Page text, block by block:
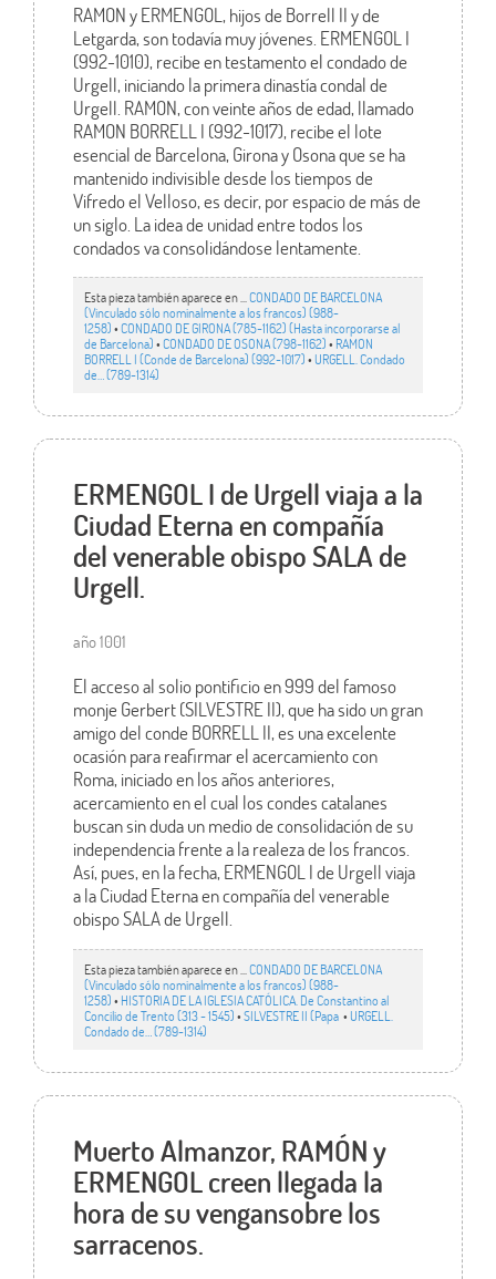
RAMON y ERMENGOL, hijos de Borrell II y de
Letgarda, son todavía muy jóvenes. ERMENGOL I
(992-1010), recibe en testamento el condado de
Urgell, iniciando la primera dinastía condal de
Urgell. RAMON, con veinte años de edad, llamado
RAMON BORRELL I (992-1017), recibe el lote
esencial de Barcelona, Girona y Osona que se ha
mantenido indivisible desde los tiempos de
Vifredo el Velloso, es decir, por espacio de más de
un siglo. La idea de unidad entre todos los
condados va consolidándose lentamente.
Esta pieza también aparece en ... CONDADO DE BARCELONA
(Vinculado sólo nominalmente a los francos) (988-
1258)•CONDADO DE GIRONA (785-1162) (Hasta incorporarse al
de Barcelona)•CONDADO DE OSONA (798-1162)• RAMON
BORRELL I (Conde de Barcelona) (992-1017)• URGELL. Condado
de… (789-1314)
ERMENGOL I de Urgell viaja a la
Ciudad Eterna en compañía
del venerable obispo SALA de
Urgell.
año 1001
El acceso al solio pontificio en 999 del famoso
monje Gerbert (SILVESTRE II), que ha sido un gran
amigo del conde BORRELL II, es una excelente
ocasión para reafirmar el acercamiento con
Roma, iniciado en los años anteriores,
acercamiento en el cual los condes catalanes
buscan sin duda un medio de consolidación de su
independencia frente a la realeza de los francos.
Así, pues, en la fecha, ERMENGOL I de Urgell viaja
a la Ciudad Eterna en compañía del venerable
obispo SALA de Urgell.
Esta pieza también aparece en ... CONDADO DE BARCELONA
(Vinculado sólo nominalmente a los francos) (988-
1258)• HISTORIA DE LA IGLESIA CATÓLICA. De Constantino al
Concilio de Trento (313 - 1545)•SILVESTRE II (Papa • URGELL.
Condado de… (789-1314)
Muerto Almanzor, RAMÓN y
ERMENGOL creen llegada la
hora de su vengansobre los
sarracenos.